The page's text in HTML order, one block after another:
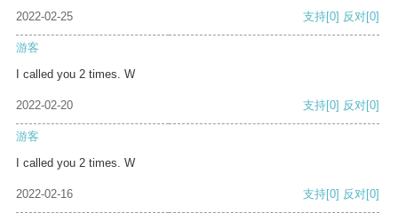
2022-02-25 支持[0] 反对[0]
游客
I called you 2 times. W
2022-02-20 支持[0] 反对[0]
游客
I called you 2 times. W
2022-02-16 支持[0] 反对[0]